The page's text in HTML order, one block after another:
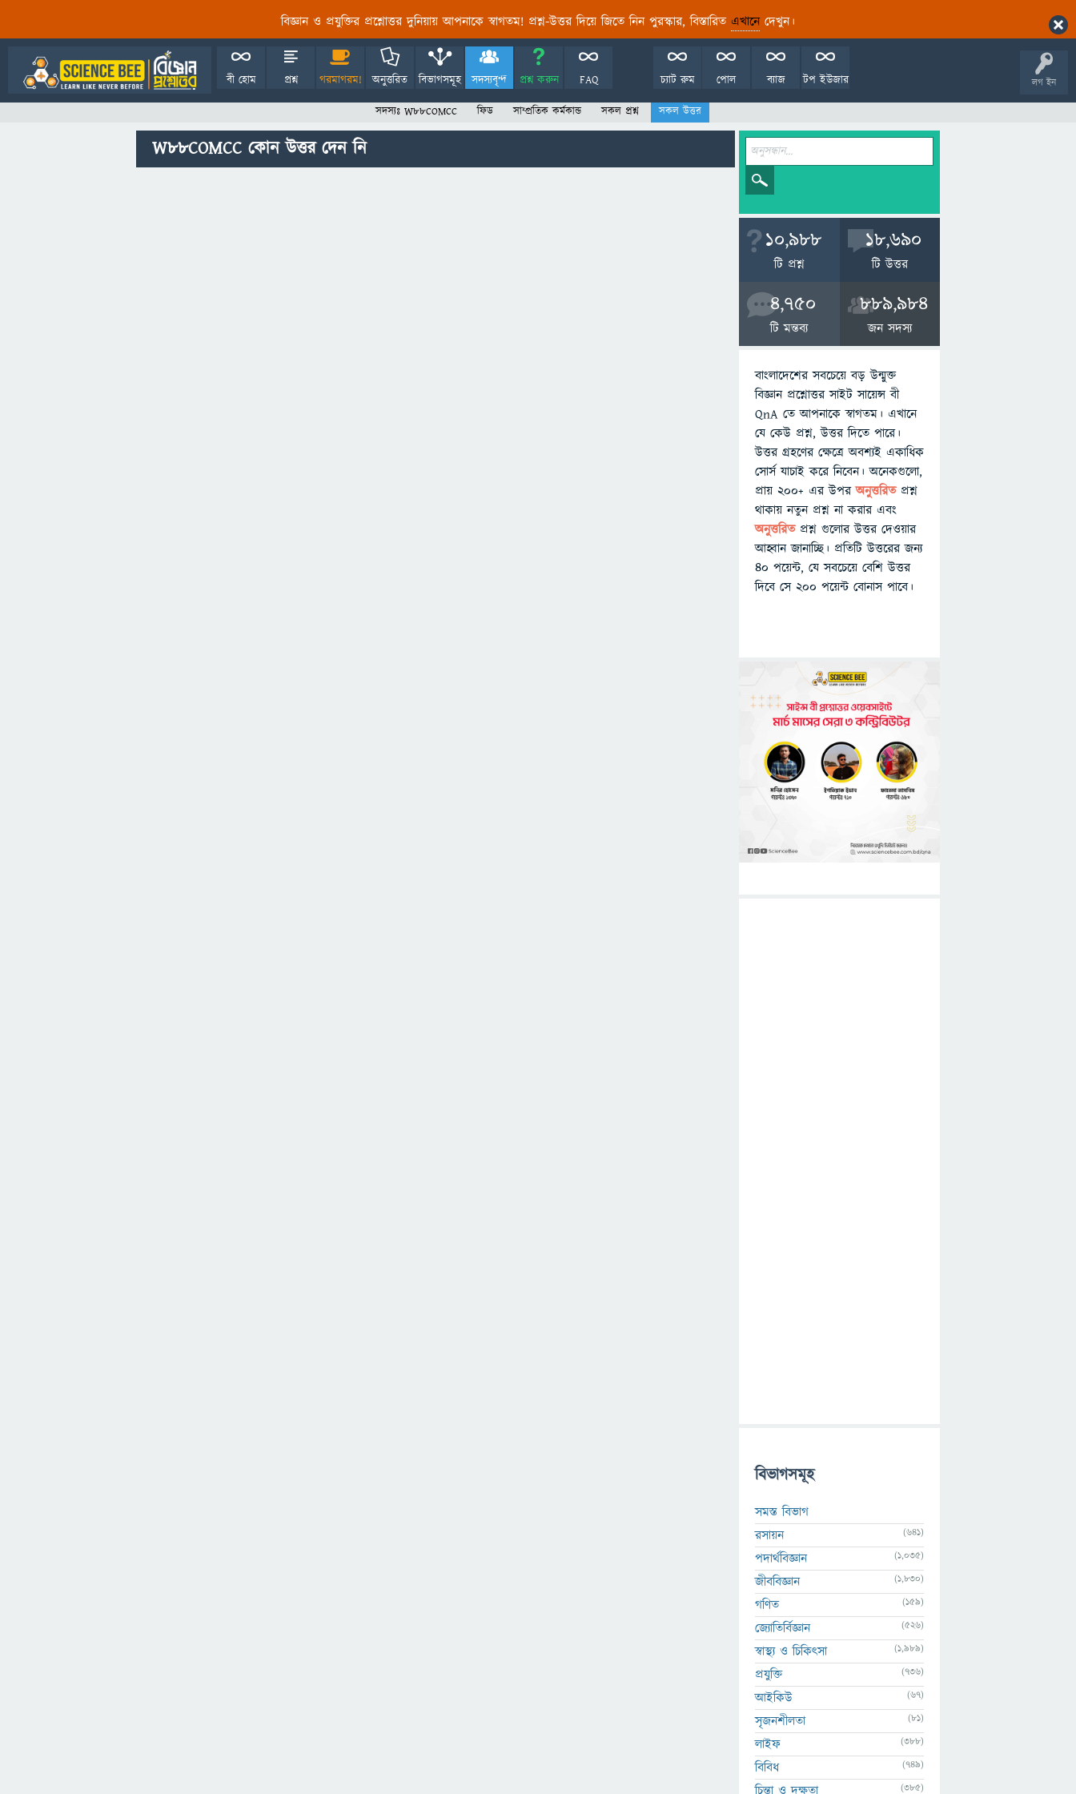
বিজ্ঞান ও প্রযুক্তির প্রশ্নোত্তর দুনিয়ায় আপনাকে স্বাগতম! প্রশ্ন-উত্তর দিয়ে জিতে নিন পুরস্কার, বিস্তারিত এখানেদেখুন।
লগ ইন
বী হোম প্রশ্ন গরমাগরম! অনুত্তরিত বিভাগসমূহ সদস্যবৃন্দ প্রশ্ন করুন FAQ টপ ইউজার
ব্যাজ
পোল
চ্যাট রুম
সদস্যঃ W88COMCC ফিড সাম্প্রতিক কর্মকান্ড সকল প্রশ্ন সকল উত্তর
W88COMCC কোন উত্তর দেন নি
10,988
টি প্রশ্ন
18,690
টি উত্তর
4,750
টি মন্তব্য
889,984
জন সদস্য
বাংলাদেশের সবচেয়ে বড় উন্মুক্ত
বিজ্ঞান প্রশ্নোত্তর সাইট সায়েন্স বী
QnA তে আপনাকে স্বাগতম। এখানে
যে কেউ প্রশ্ন, উত্তর দিতে পারে।
উত্তর গ্রহণের ক্ষেত্রে অবশ্যই একাধিক
সোর্স যাচাই করে নিবেন। অনেকগুলো,
প্রায় ২০০+ এর উপরঅনুত্তরিতপ্রশ্ন
থাকায় নতুন প্রশ্ন না করার এবং
অনুত্তরিত প্রশ্ন গুলোর উত্তর দেওয়ার
আহ্বান জানাচ্ছি। প্রতিটি উত্তরের জন্য
৪০ পয়েন্ট, যে সবচেয়ে বেশি উত্তর
দিবে সে ২০০ পয়েন্ট বোনাস পাবে।
বিভাগসমূহ
সমস্ত বিভাগ
রসায়ন
(641)
পদার্থবিজ্ঞান (1,035)
জীববিজ্ঞান (1,830)
গণিত (159)
জ্যোতির্বিজ্ঞান (526)
স্বাস্থ্য ও চিকিৎসা (1,989)
প্রযুক্তি (736)
আইকিউ (67)
সৃজনশীলতা (81)
লাইফ (388)
বিবিধ (749)
চিন্তা ও দক্ষতা (385)